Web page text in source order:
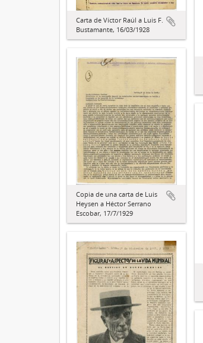
Carta de Víctor Raúl a Luis F.
Bustamante, 16/03/1928
Copia de una carta de Luis
Heysen a Héctor Serrano
Escobar, 17/7/1929